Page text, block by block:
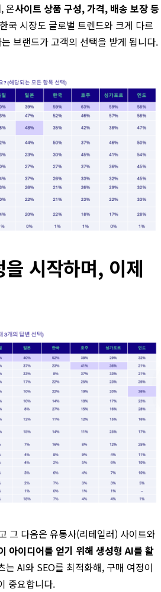
온사이트 상품 구성, 가격, 배송 보장 등
국 시장도 글로벌 트렌드와 크게 다르
브랜드가 고객의 선택을 받게 됩니다.
시작하며, 이제
그 다음은 유통사(리테일러) 사이트와
아이디어를 얻기 위해 생성형 AI를 활
AI와 SEO를 최적화해, 구매 여정이
중요합니다.